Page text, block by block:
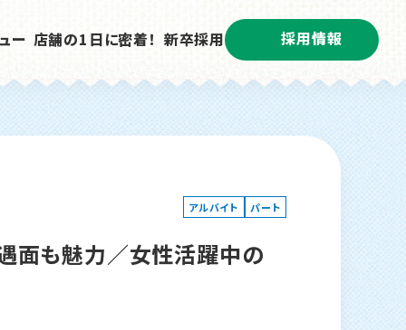
ー 店舗の1日に密着！ 新卒採用 採用情報
アルバイト パート
面も魅力／女性活躍中の